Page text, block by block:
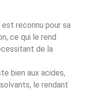
reconnu pour sa
ce qui le rend
de la
bien aux acides,
le rendant